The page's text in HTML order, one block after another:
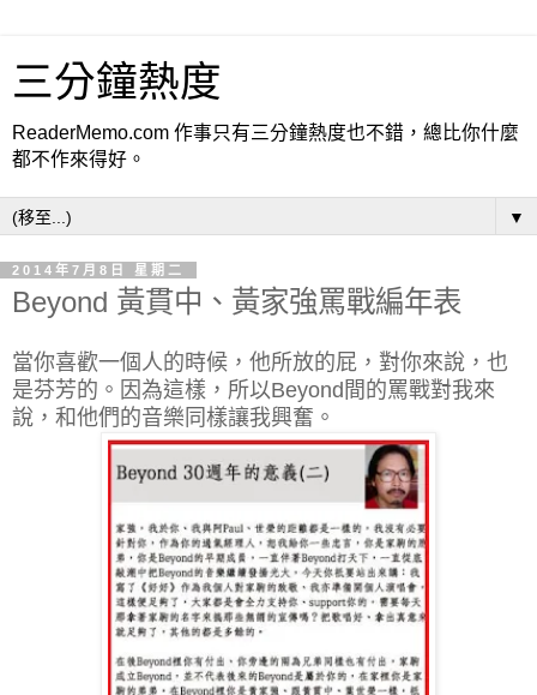
三分鐘熱度
ReaderMemo.com 作事只有三分鐘熱度也不錯，總比你什麼
都不作來得好。
▼
2014年7月8日 星期二
Beyond 黃貫中、黃家強罵戰編年表
當你喜歡一個人的時候，他所放的屁，對你來說，也
是芬芳的。 因為這樣，所以Beyond間的罵戰對我來
說，和他們的音樂同樣讓我興奮。